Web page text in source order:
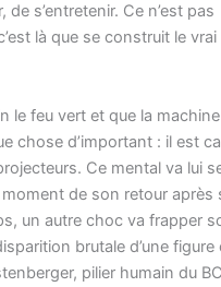
de s’entretenir. Ce n’est pas
là que se construit le vrai
le feu vert et que la
chose d’important : il est
Ce mental va lui
de son retour après
un autre choc va frapper
brutale d’une figure
pilier humain du BC